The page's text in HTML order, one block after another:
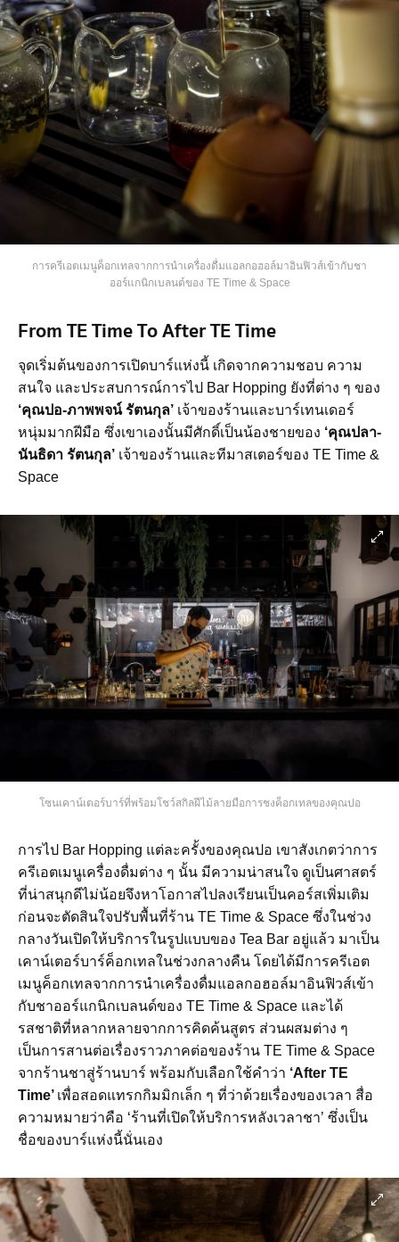
การครีเอตเมนูค็อกเทลจากการนำเครื่องดื่มแอลกอฮอล์มาอินฟิวส์เข้ากับชา
ออร์แกนิกเบลนด์ของ TE Time & Space
From TE Time To After TE Time
จุดเริ่มต้นของการเปิดบาร์แห่งนี้ เกิดจากความชอบ ความ
สนใจ และประสบการณ์การไป Bar Hopping ยังที่ต่าง ๆ ของ
‘คุณปอ-ภาพพจน์ รัตนกุล’ เจ้าของร้านและบาร์เทนเดอร์
หนุ่มมากฝีมือ ซึ่งเขาเองนั้นมีศักดิ์เป็นน้องชายของ ‘คุณปลา-
นันธิดา รัตนกุล’ เจ้าของร้านและทีมาสเตอร์ของ TE Time &
Space
โซนเคาน์เตอร์บาร์ที่พร้อมโชว์สกิลฝีไม้ลายมือการชงค็อกเทลของคุณปอ
การไป Bar Hopping แต่ละครั้งของคุณปอ เขาสังเกตว่าการ
ครีเอตเมนูเครื่องดื่มต่าง ๆ นั้น มีความน่าสนใจ ดูเป็นศาสตร์
ที่น่าสนุกดีไม่น้อยจึงหาโอกาสไปลงเรียนเป็นคอร์สเพิ่มเติม
ก่อนจะตัดสินใจปรับพื้นที่ร้าน TE Time & Space ซึ่งในช่วง
กลางวันเปิดให้บริการในรูปแบบของ Tea Bar อยู่แล้ว มาเป็น
เคาน์เตอร์บาร์ค็อกเทลในช่วงกลางคืน โดยได้มีการครีเอต
เมนูค็อกเทลจากการนำเครื่องดื่มแอลกอฮอล์มาอินฟิวส์เข้า
กับชาออร์แกนิกเบลนด์ของ TE Time & Space และได้
รสชาติที่หลากหลายจากการคิดค้นสูตร ส่วนผสมต่าง ๆ
เป็นการสานต่อเรื่องราวภาคต่อของร้าน TE Time & Space
จากร้านชาสู่ร้านบาร์ พร้อมกับเลือกใช้คำว่า ‘After TE
Time’ เพื่อสอดแทรกกิมมิกเล็ก ๆ ที่ว่าด้วยเรื่องของเวลา สื่อ
ความหมายว่าคือ ‘ร้านที่เปิดให้บริการหลังเวลาชา’ ซึ่งเป็น
ชื่อของบาร์แห่งนี้นั่นเอง